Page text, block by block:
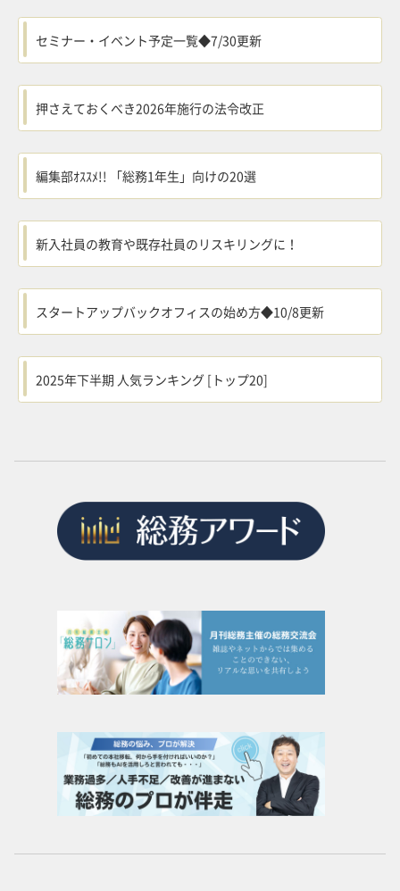
セミナー・イベント予定一覧◆7/30更新
押さえておくべき2026年施行の法令改正
編集部ｵｽｽﾒ!! 「総務1年生」向けの20選
新入社員の教育や既存社員のリスキリングに！
スタートアップバックオフィスの始め方◆10/8更新
2025年下半期 人気ランキング [トップ20]